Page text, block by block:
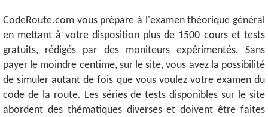
CodeRoute.com vous prépare à l'examen théorique général
en mettant à votre disposition plus de 1500 cours et tests
gratuits, rédigés par des moniteurs expérimentés. Sans
payer le moindre centime, sur le site, vous avez la possibilité
de simuler autant de fois que vous voulez votre examen du
code de la route. Les séries de tests disponibles sur le site
abordent des thématiques diverses et doivent être faites